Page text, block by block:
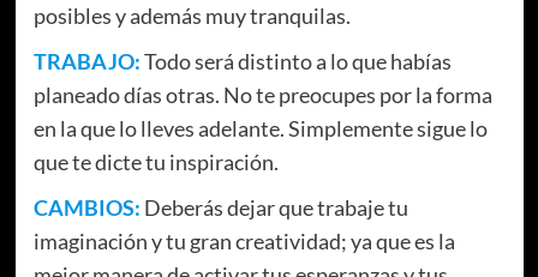
posibles y además muy tranquilas.
TRABAJO:Todo será distinto a lo que habías
planeado días otras. No te preocupes por la forma
en la que lo lleves adelante. Simplemente sigue lo
que te dicte tu inspiración.
CAMBIOS: Deberás dejar que trabaje tu
imaginación y tu gran creatividad; ya que es la